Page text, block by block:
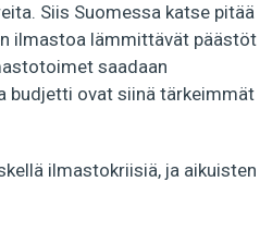
Siis Suomessa katse pitää
ilmastoa lämmittävät päästöt
saadaan
budjetti ovat siinä tärkeimmät
ilmastokriisiä, ja aikuisten